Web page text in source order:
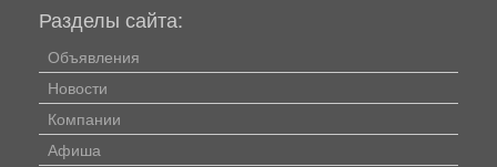
Разделы сайта:
Объявления
Новости
Компании
Афиша